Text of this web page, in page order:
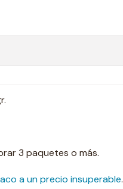
3 paquetes o más.
a un precio insuperable.